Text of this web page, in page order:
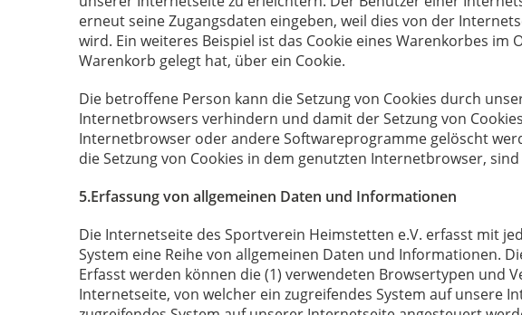
erneut seine Zugangsdaten eingeben, weil dies von der
wird. Ein weiteres Beispiel ist das Cookie eines Warenkorbes
Warenkorb gelegt hat, über ein Cookie.
Die betroffene Person kann die Setzung von Cookies durch
Internetbrowsers verhindern und damit der Setzung von
Internetbrowser oder andere Softwareprogramme gelöscht
die Setzung von Cookies in dem genutzten Internetbrowser,
5.Erfassung von allgemeinen Daten und Informationen
Die Internetseite des Sportverein Heimstetten e.V. erfasst mit
System eine Reihe von allgemeinen Daten und Informationen.
Erfasst werden können die (1) verwendeten Browsertypen und
Internetseite, von welcher ein zugreifendes System auf unsere